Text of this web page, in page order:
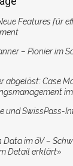
Features für
– Pionier im
abgelöst: Case
und SwissPass-
Data im öV –
Detail erklärt»